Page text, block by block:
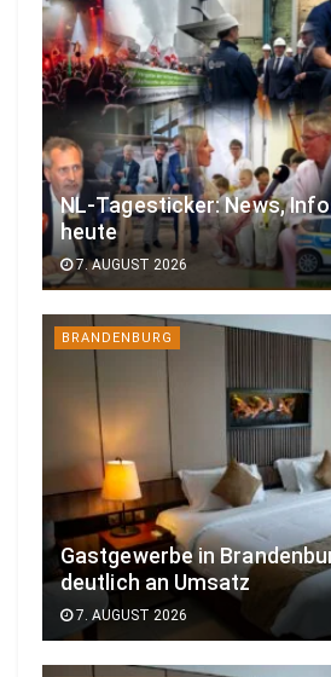
NL-Tagesticker: News,
heute
7. AUGUST 2026
BRANDENBURG
Gastgewerbe in
deutlich an Umsatz
7. AUGUST 2026